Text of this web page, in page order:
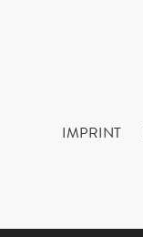
IMPRINT